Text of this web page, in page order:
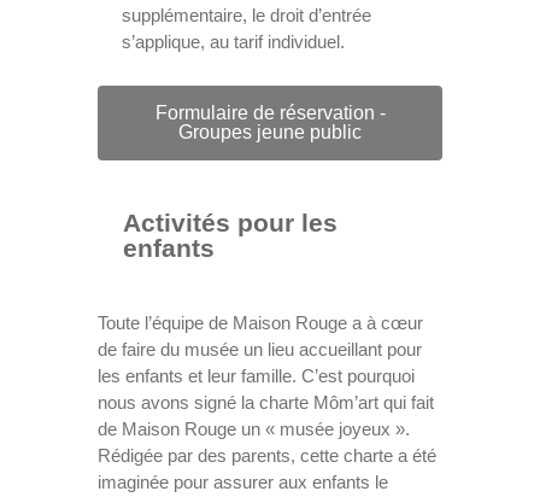
supplémentaire, le droit d’entrée
s’applique, au tarif individuel.
Formulaire de réservation -
Groupes jeune public
Activités pour les
enfants
Toute l’équipe de Maison Rouge a à cœur
de faire du musée un lieu accueillant pour
les enfants et leur famille. C’est pourquoi
nous avons signé la charte Môm’art qui fait
de Maison Rouge un « musée joyeux ».
Rédigée par des parents, cette charte a été
imaginée pour assurer aux enfants le